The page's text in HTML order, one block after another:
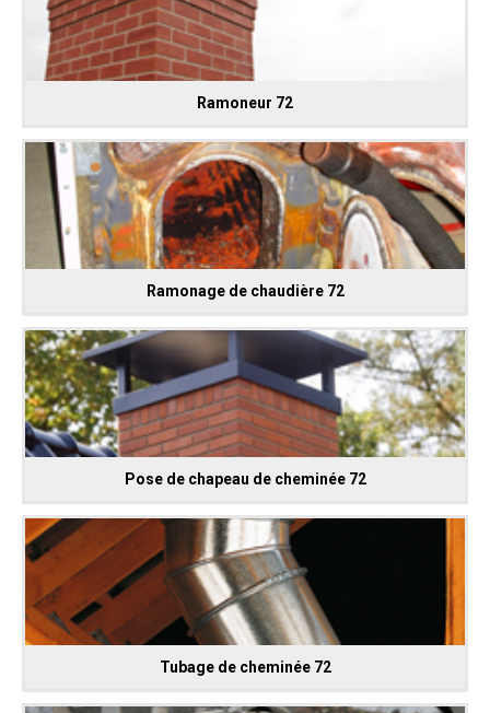
Ramoneur 72
Ramonage de chaudière 72
Pose de chapeau de cheminée 72
Tubage de cheminée 72